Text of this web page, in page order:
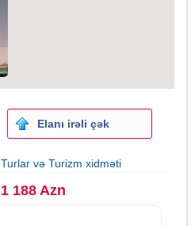
Elanı irəli çək
Turlar və Turizm xidməti
1 188 Azn